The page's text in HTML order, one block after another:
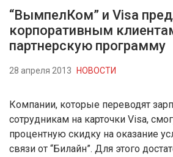
“ВымпелКом” и Visa
корпоративным
партнерскую программу
28 апреля 2013 НОВОСТИ
Компании, которые переводят
сотрудникам на карточки Visa,
процентную скидку на оказание
связи от “Билайн”. Для этого